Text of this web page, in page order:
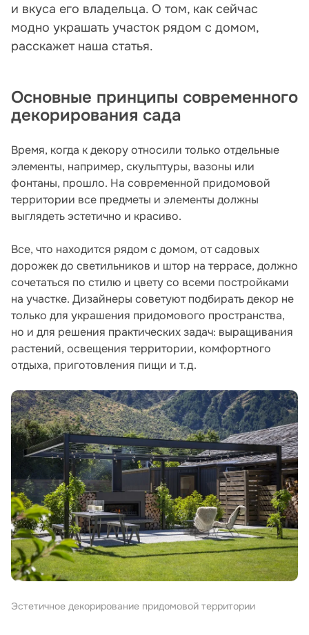
и вкуса его владельца. О том, как сейчас
модно украшать участок рядом с домом,
расскажет наша статья.
Основные принципы современного
декорирования сада
Время, когда к декору относили только отдельные
элементы, например, скульптуры, вазоны или
фонтаны, прошло. На современной придомовой
территории все предметы и элементы должны
выглядеть эстетично и красиво.
Все, что находится рядом с домом, от садовых
дорожек до светильников и штор на террасе, должно
сочетаться по стилю и цвету со всеми постройками
на участке. Дизайнеры советуют подбирать декор не
только для украшения придомового пространства,
но и для решения практических задач: выращивания
растений, освещения территории, комфортного
отдыха, приготовления пищи и т.д.
Эстетичное декорирование придомовой территории